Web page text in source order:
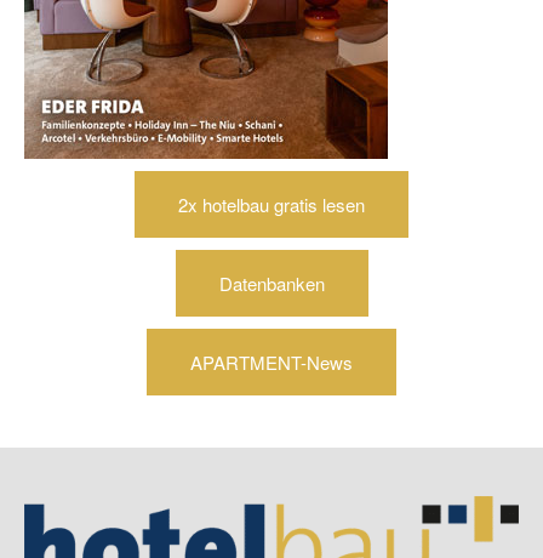
2x hotelbau gratis lesen
Datenbanken
APARTMENT-News